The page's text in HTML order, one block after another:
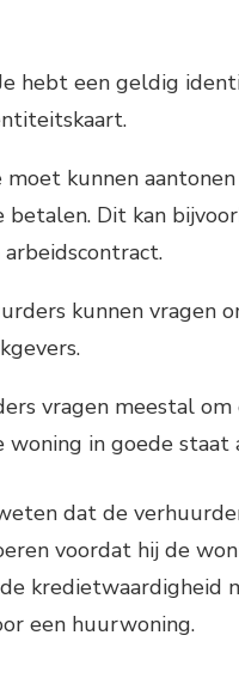
hebt een geldig
moet kunnen
Dit kan
kunnen vragen
vragen meestal om
in goede staat
dat de
voordat hij de
kredietwaardigheid
een huurwoning.